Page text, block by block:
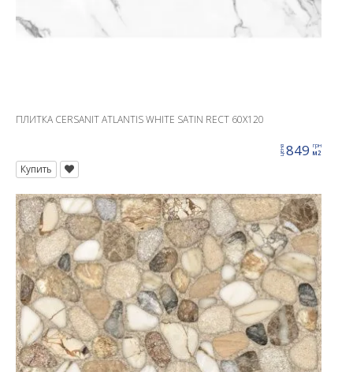
ПЛИТКА CERSANIT ATLANTIS WHITE SATIN RECT 60X120
цена 849 грн
м2
Купить